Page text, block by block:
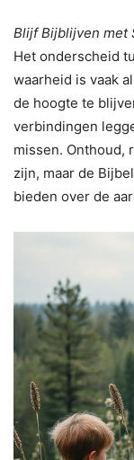
Blijf Bijblijven met
Het onderscheid
waarheid is vaak
de hoogte te
verbindingen
missen. Onthoud,
zijn, maar de
bieden over de